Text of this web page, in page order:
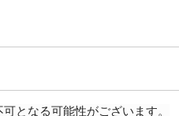
となる可能性がございます。